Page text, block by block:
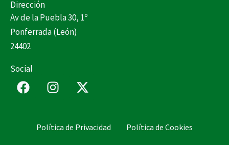
Dirección
Av de la Puebla 30, 1º
Ponferrada (León)
24402
Social
F
a
I
n
a
X
-
i
Política de Privacidad Política de Cookies